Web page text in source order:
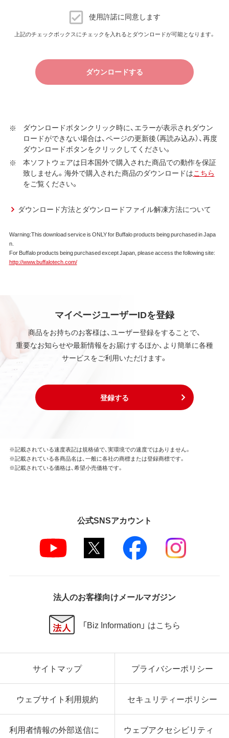
ダウンロードソフトウェア使用許諾契約
（株）バッファロー（以下、弊社といいます）は、お客様がダウ
す）に同意し、ご購入いただいた商品（以下、購入商品といい
ます）について弊社が保証契約に基づく修理を実施する際
の条件である保証契約約款、およびそれに含まれるソフト
ア（ユーティリティ・ファームウェア・ドライバなど）を含み
以下、本ソフトウェアといいます）の使用を許諾いたしま
す。
第1条 使用許諾
使用をお客様に非専属的に許諾します。
第2条 知的所有権
する法律ならびに条約によって保護されています。
本ソフトウェアは、本契約に規定される条件のもとで
本ソフトウェアに対する知的所有権に関する表示を
削除してはならないものとします。
第3条 使用制限
本ソフトウェアの用途は、購入商品またはその添付ソ
り、逆アセンブル、逆コンパイル、リバースエンジニア
リング、その他の修正を本ソフトウェアに加えること
はできません。
す。
第4条 保証
弊社は、データの消失、業務の中断、逸失利益、精神的
損害等を含め、本ソフトウェアの使用または使用不能
に起因する直接的、間接的、特別、偶発的、結果的、そ
第6条 輸出規制
本契約の締結により、お客様は下記事項に同意するも
国輸出管理関連法規等に基づく輸出規制の対象とな
を遵守し、かかる法規の定めるところにより必要な手
続きを行うこと。
お客様が現時点で外国為替及び外国貿易法および米
国輸出管理関連法規等により本ソフトウェアのダウ
使用許諾に同意します
上記のチェックボックスにチェックを入れるとダウンロードが可能となります。
ダウンロードする
ダウンロードボタンクリック時に、エラーが表示されダウン
ロードができない場合は、ページの更新後（再読み込み）、再度
ダウンロードボタンをクリックしてください。
本ソフトウェアは日本国外で購入された商品での動作を保証
致しません。海外で購入された商品のダウンロードはこちら
をご覧ください。
ダウンロード方法とダウンロードファイル解凍方法について
Warning:This download service is ONLY for Buffalo products being purchased in Japa
n.
For Buffalo products being purchased except Japan, please access the following site:
http://www.buffalotech.com/
マイページユーザーIDを登録
商品をお持ちのお客様は、ユーザー登録をすることで、
重要なお知らせや最新情報をお届けするほか、より簡単に各種
サービスをご利用いただけます。
登録する
※記載されている速度表記は規格値で、実環境での速度ではありません。
※記載されている各商品名は、一般に各社の商標または登録商標です。
※記載されている価格は、希望小売価格です。
公式SNSアカウント
法人のお客様向けメールマガジン
「Biz Information」 はこちら
サイトマップ プライバシーポリシー
ウェブサイト利用規約 セキュリティーポリシー
利用者情報の外部送信に
ウェブアクセシビリティ